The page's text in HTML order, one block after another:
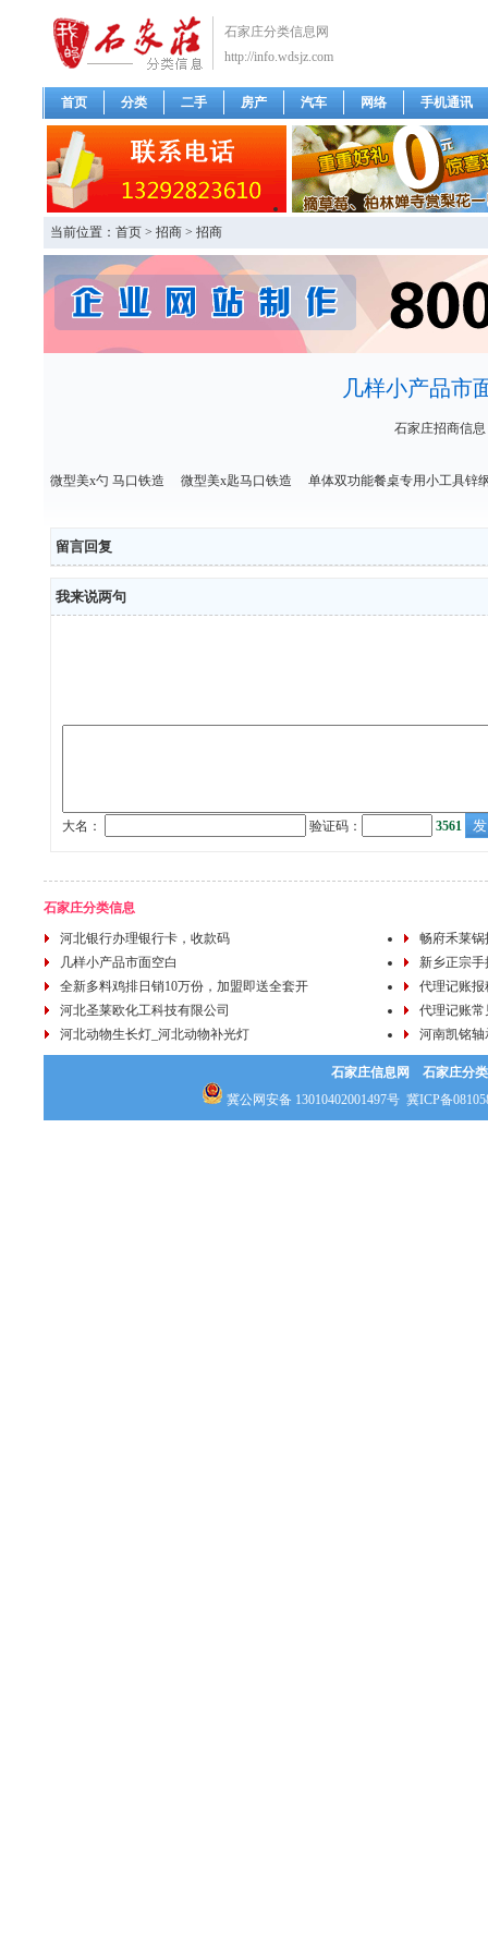
石家庄分类信息网
http://info.wdsjz.com
首页 分类 二手 房产 汽车 网络 手机通讯
当前位置： 首页 > 招商 > 招商
几样小产品市
石家庄招商信息
微型美x勺 马口铁造 微型美x匙马口铁造 单体双功能餐桌专用小工具锌
留言回复
我来说两句
大名： 验证码： 3561
石家庄分类信息
河北银行办理银行卡，收款码
畅府禾莱
几样小产品市面空白
新乡正宗
全新多料鸡排日销10万份，加盟即送全套开
代理记账报
河北圣莱欧化工科技有限公司
代理记账常
河北动物生长灯_河北动物补光灯
河南凯铭
石家庄信息网
石家庄分
冀公网安备 13010402001497号 冀ICP备